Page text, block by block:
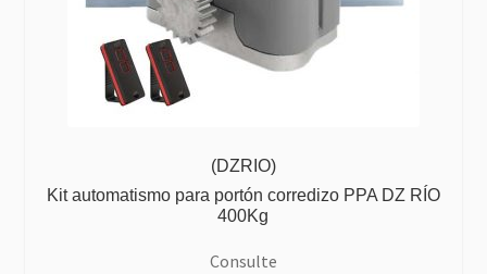
(DZRIO)
Kit automatismo para portón corredizo PPA DZ RÍO
400Kg
Consulte